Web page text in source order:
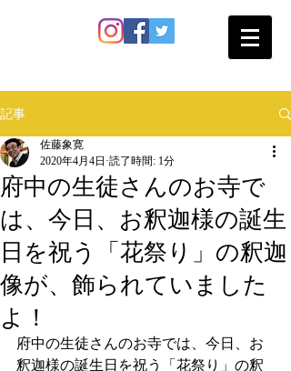
記事
府中の生徒さんのお寺で
は、今日、お釈迦様の誕生
日を祝う「花祭り」の釈迦
像が、飾られていました
よ！
佐藤象寛
2020年4月4日 読了時間: 1分
府中の生徒さんのお寺では、今日、お
釈迦様の誕生日を祝う「花祭り」の釈